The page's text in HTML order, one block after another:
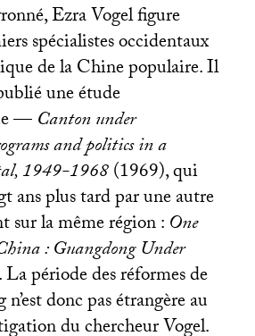
Ezra Vogel figure
spécialistes occidentaux
de la Chine populaire. Il
une étude
—Canton under
and politics in a
1949-1968(1969), qui
ans plus tard par une autre
sur la même région :One
: Guangdong Under
période des réformes de
donc pas étrangère au
du chercheur Vogel.